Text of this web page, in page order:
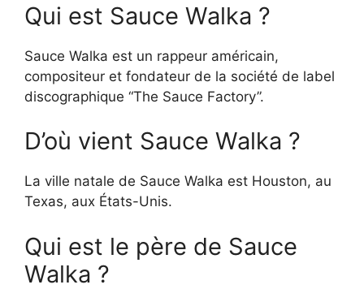
Qui est Sauce Walka ?
Sauce Walka est un rappeur américain,
compositeur et fondateur de la société de label
discographique “The Sauce Factory”.
D’où vient Sauce Walka ?
La ville natale de Sauce Walka est Houston, au
Texas, aux États-Unis.
Qui est le père de Sauce
Walka ?